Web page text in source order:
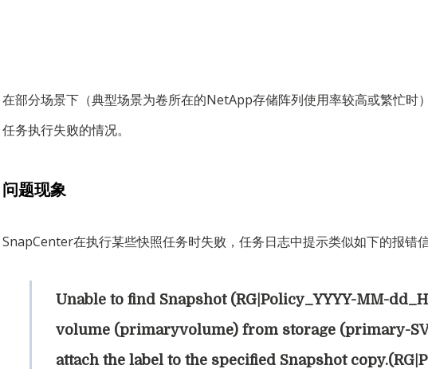
在部分场景下（典型场景为卷所在的NetApp存储阵列使用率较高或繁忙时
任务执行失败的情况。
问题现象
SnapCenter在执行某些快照任务时失败，任务日志中提示类似如下的报错
Unable to find Snapshot (RG|Policy_YYYY-MM-
volume (primaryvolume) from storage (primary-
attach the label to the specified Snapshot